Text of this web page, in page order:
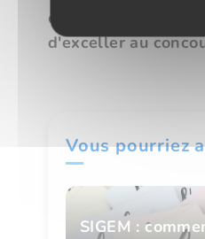
équilibre avec les
d'exceller au
Vous pourriez
SIGEM :